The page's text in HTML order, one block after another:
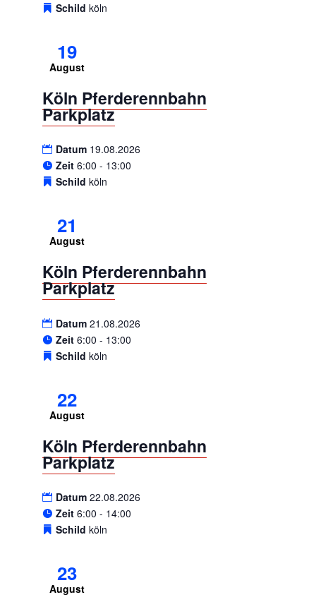
Schild köln
19
August
Köln Pferderennbahn
Parkplatz
Datum 19.08.2026
Zeit 6:00 - 13:00
Schild köln
21
August
Köln Pferderennbahn
Parkplatz
Datum 21.08.2026
Zeit 6:00 - 13:00
Schild köln
22
August
Köln Pferderennbahn
Parkplatz
Datum 22.08.2026
Zeit 6:00 - 14:00
Schild köln
23
August